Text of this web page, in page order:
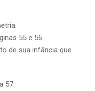
55 e 56.
de sua infância que
57.